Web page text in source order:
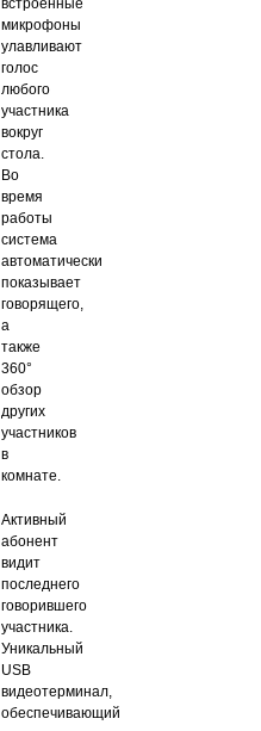
встроенные
микрофоны
улавливают
голос
любого
участника
вокруг
стола.
Во
время
работы
система
автоматически
показывает
говорящего,
а
также
360°
обзор
других
участников
в
комнате.
Активный
абонент
видит
последнего
говорившего
участника.
Уникальный
USB
видеотерминал,
обеспечивающий